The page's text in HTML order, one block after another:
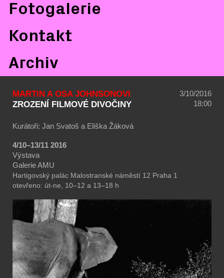
Fotogalerie
Kontakt
Archiv
MARTIN A OSA JOHNSONOVI
ZROZENÍ FILMOVÉ DIVOČINY
3/10/2016
18:00
Kurátoři: Jan Svatoš a Eliška Žáková
4/10–13/11 2016
Výstava
Galerie AMU
Hartigovský palác Malostranské náměstí 12 Praha 1
otevřeno: út-ne, 10–12 a 13–18 h